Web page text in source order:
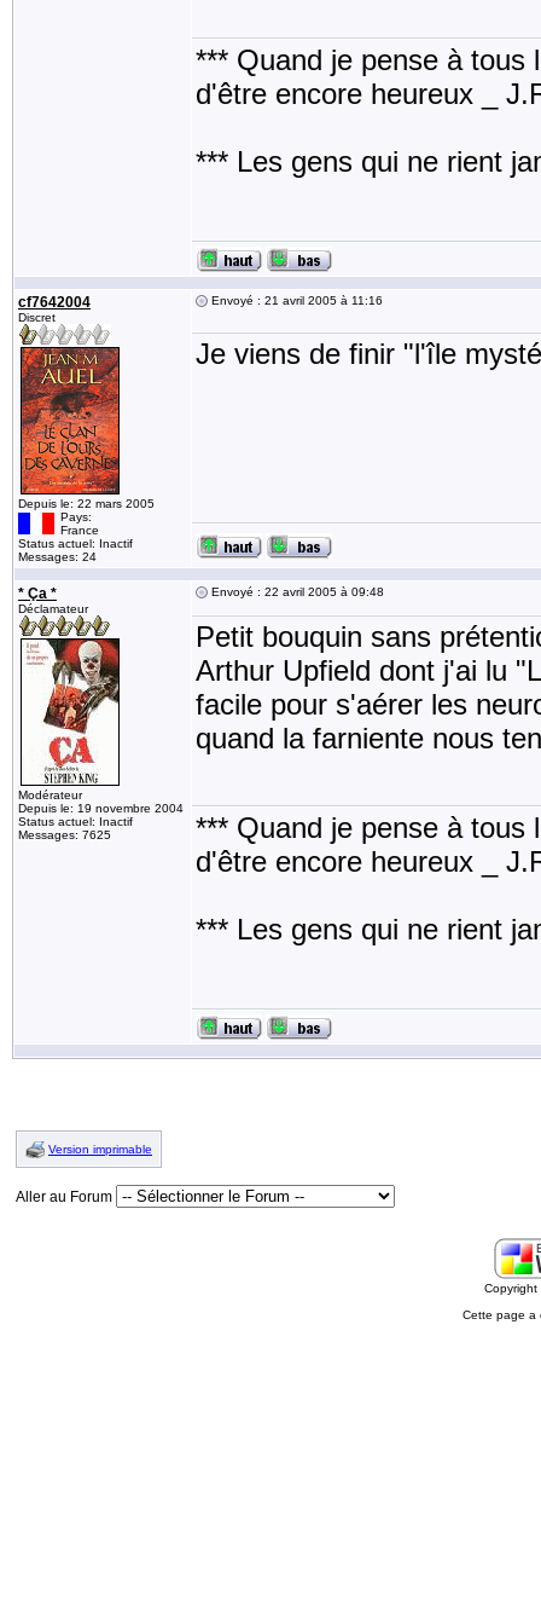
*** Quand je pense à tous
d'être encore heureux _
*** Les gens qui ne rient
cf7642004
Discret
Depuis le: 22 mars 2005
Pays:
France
Status actuel: Inactif
Messages: 24
Envoyé : 21 avril 2005 à 11:16
Je viens de finir "l'île
* Ça *
Déclamateur
Modérateur
Depuis le: 19 novembre 2004
Status actuel: Inactif
Messages: 7625
Envoyé : 22 avril 2005 à 09:48
Petit bouquin sans
Arthur Upfield dont j'ai lu
facile pour s'aérer les
quand la farniente nous
*** Quand je pense à tous
d'être encore heureux _
*** Les gens qui ne rient
Version imprimable
Aller au Forum
Cette page a